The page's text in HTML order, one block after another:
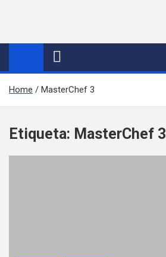
Home MasterChef 3
Etiqueta: MasterChef 3